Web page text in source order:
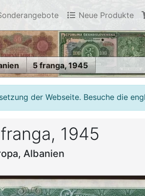
Neue Produkte
5 franga, 1945
der Webseite. Besuche die
1945
Albanien